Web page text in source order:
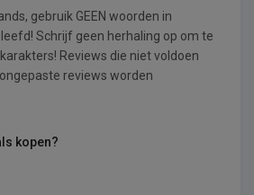
gebruik GEEN woorden in
Schrijf geen herhaling op om te
Reviews die niet voldoen
reviews worden
kopen?